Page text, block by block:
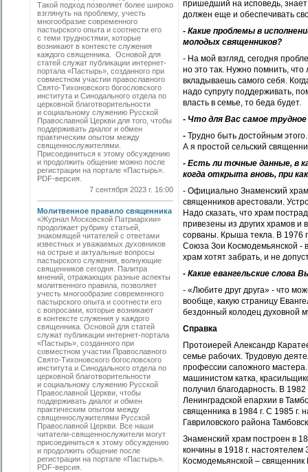
Такой подход позволяет более широко
взглянуть на проблему, учесть
многообразие современного
пастырского опыта и соотнести его
с теми трудностями, которые
возникают в контексте служения
каждого священника. Основой для
статей служат публикации интернет-
портала «Пастырь», созданного при
совместном участии православного
Свято-Тихоновского богословского
института и Синодального отдела по
церковной благотворительности
и социальному служению Русской
Православной Церкви для того, чтобы
поддерживать диалог и обмен
практическим опытом между
священнослужителями.
Присоединиться к этому обсуждению
и продолжить общение можно после
регистрации на портале «Пастырь».
PDF-версия.
7 сентября 2023 г. 16:00
Молитвенное правило священника
«Журнал Московской Патриархии»
продолжает рубрику статьей,
знакомящей читателей с ответами
известных и уважаемых духовников
на острые и актуальные вопросы
пастырского служения, волнующие
священников сегодня. Палитра
мнений, отражающих разные аспекты
молитвенного правила, позволяет
учесть многообразие современного
пастырского опыта и соотнести его
с вопросами, которые возникают
в контексте служения у каждого
священника. Основой для статей
служат публикации интернет-портала
«Пастырь», созданного при
совместном участии Православного
Свято-Тихоновского богословского
института и Синодального отдела по
церковной благотворительности
и социальному служению Русской
Православной Церкви, чтобы
поддерживать диалог и обмен
практическим опытом между
священнослужителями Русской
Православной Церкви. Все наши
читатели-священнослужители могут
присоединиться к этому обсуждению
и продолжить общение после
регистрации на портале «Пастырь».
PDF-версия.
пришедший на исповедь,
должен еще и обеспечивать
- Какие проблемы в
молодых священников?
- На мой взгляд, сегодня
но это так. Нужно помнить, что
вкладываешь самого себя.
надо супругу поддерживать,
власть в семье, то беда будет.
- Что для Вас самое трудное
- Трудно быть достойным
А я простой сельский
- Есть ли точные данные, в
когда открыта вновь, при
- Официально Знаменский храм
священников арестовали.
Надо сказать, что храм
привезены из других храмов и
сорваны. Крыша текла. В 1976
Союза Зои Космодемьянской -
храм хотят забрать, и не
- Какие евангельские слова
- «Любите друг друга» - что
вообще, какую страницу
бездонный колодец духовной
Справка
Протоиерей Александр
семье рабочих. Трудовую
профессии сапожного
машинистом катка,
получил благодарность. В
Ленинградской епархии в
священника в 1984 г. С 1985 г.
Гавриловского района
Знаменский храм построен в
кончины в 1918 г.
Космодемьянской –